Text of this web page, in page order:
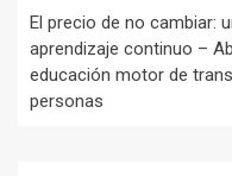
El precio de no cambiar:
aprendizaje continuo –
educación motor de
personas